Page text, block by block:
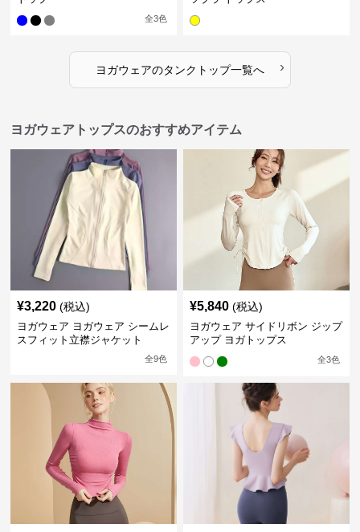
全3色
ヨガウェアのタンクトップ一覧へ ›
ヨガウェアトップスのおすすめアイテム
¥3,220 (税込)
ヨガウェア ヨガウェア シームレ
スフィット立襟ジャケット
全9色
¥5,840 (税込)
ヨガウェア サイドリボン ジップ
アップ ヨガトップス
全3色